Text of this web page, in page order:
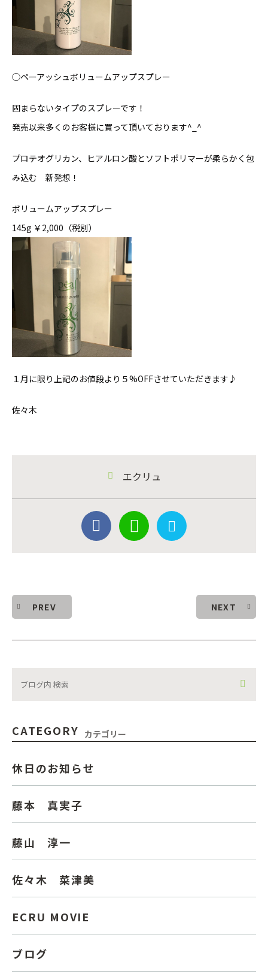
◯ペーアッシュボリュームアップスプレー
固まらないタイプのスプレーです！
発売以来多くのお客様に買って頂いております^_^
プロテオグリカン、ヒアルロン酸とソフトポリマーが柔らかく包
み込む 新発想！
ボリュームアップスプレー
145g ￥2,000（税別）
１月に限り上記のお値段より５%OFFさせていただきます♪
佐々木
エクリュ
PREV NEXT
CATEGORY カテゴリー
休日のお知らせ
藤本 真実子
藤山 淳一
佐々木 菜津美
ECRU MOVIE
ブログ